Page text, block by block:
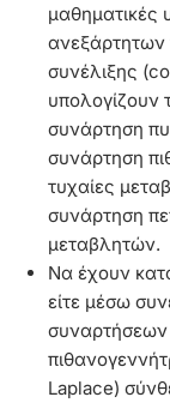
μαθηματικές
ανεξάρτητων
συνέλιξης
υπολογίζουν
συνάρτηση
συνάρτηση
τυχαίες
συνάρτηση
μεταβλητών.
Να έχουν
είτε μέσω
συναρτήσεων
Laplace)